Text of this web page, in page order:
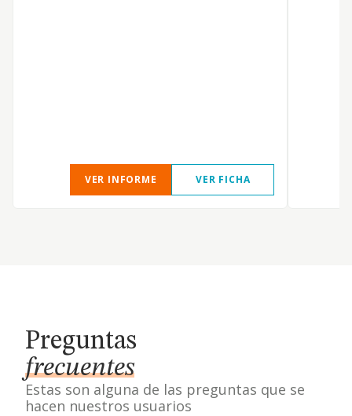
VER INFORME VER FICHA
Preguntas
frecuentes
Estas son alguna de las preguntas que se
hacen nuestros usuarios